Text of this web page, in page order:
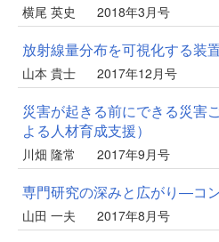
横尾 英史 2018年3月号
放射線量分布を可視化する装
山本 貴士 2017年12月号
災害が起きる前にできる災害
よる人材育成支援）
川畑 隆常 2017年9月号
専門研究の深みと広がり―コ
山田 一夫 2017年8月号